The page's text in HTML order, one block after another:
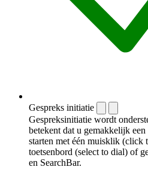
Gespreks initiatie
Gespreksinitiatie wordt
betekent dat u gemakkelijk
starten met één muisklik
toetsenbord (select to dial) of
en SearchBar.